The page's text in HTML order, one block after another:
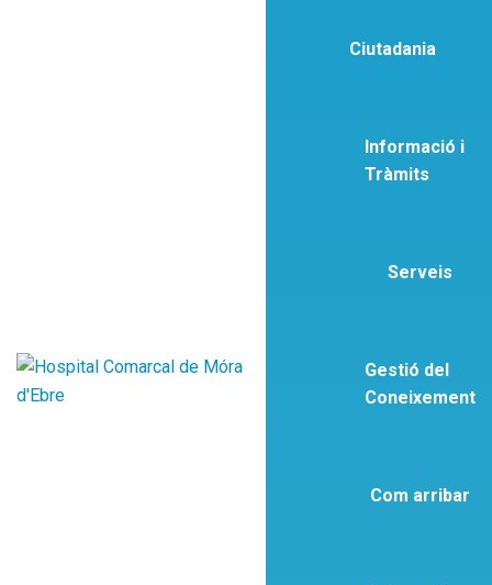
Ciutadania
Informació i
Tràmits
Serveis
Gestió del
Coneixement
Com arribar